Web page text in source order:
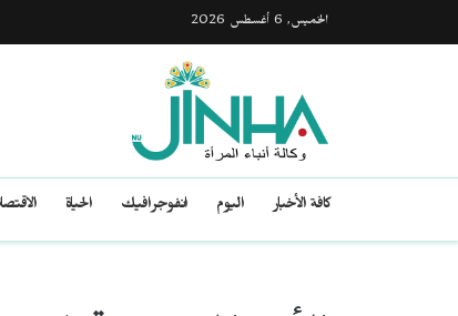
الخميس, 6 أغسطس 2026
كافة الأخبار اليوم انفوجرافيك الحياة